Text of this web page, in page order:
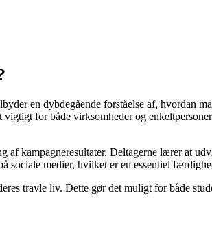
en dybdegående forståelse af, hvordan
for både virksomheder og
af kampagneresultater. Deltagerne lærer at
sociale medier, hvilket er en essentiel
travle liv. Dette gør det muligt for både